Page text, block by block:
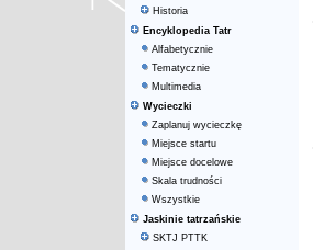
Historia
Encyklopedia Tatr
Alfabetycznie
Tematycznie
Multimedia
Wycieczki
Zaplanuj wycieczkę
Miejsce startu
Miejsce docelowe
Skala trudności
Wszystkie
Jaskinie tatrzańskie
SKTJ PTTK